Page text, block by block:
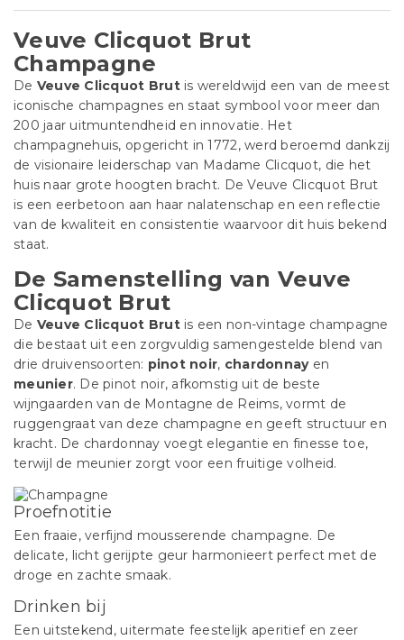
Veuve Clicquot Brut
Champagne
De Veuve Clicquot Brutis wereldwijd een van de meest
iconische champagnes en staat symbool voor meer dan
200 jaar uitmuntendheid en innovatie. Het
champagnehuis, opgericht in 1772, werd beroemd dankzij
de visionaire leiderschap van Madame Clicquot, die het
huis naar grote hoogten bracht. De Veuve Clicquot Brut
is een eerbetoon aan haar nalatenschap en een reflectie
van de kwaliteit en consistentie waarvoor dit huis bekend
staat.
De Samenstelling van Veuve
Clicquot Brut
De Veuve Clicquot Brutis een non-vintage champagne
die bestaat uit een zorgvuldig samengestelde blend van
drie druivensoorten: pinot noir, chardonnayen
meunier. De pinot noir, afkomstig uit de beste
wijngaarden van de Montagne de Reims, vormt de
ruggengraat van deze champagne en geeft structuur en
kracht. De chardonnay voegt elegantie en finesse toe,
terwijl de meunier zorgt voor een fruitige volheid.
Proefnotitie
Een fraaie, verfijnd mousserende champagne. De
delicate, licht gerijpte geur harmonieert perfect met de
droge en zachte smaak.
Drinken bij
Een uitstekend, uitermate feestelijk aperitief en zeer